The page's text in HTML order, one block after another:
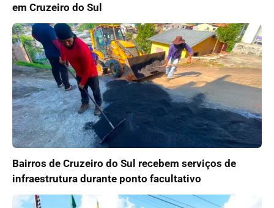
em Cruzeiro do Sul
Bairros de Cruzeiro do Sul recebem serviços de
infraestrutura durante ponto facultativo